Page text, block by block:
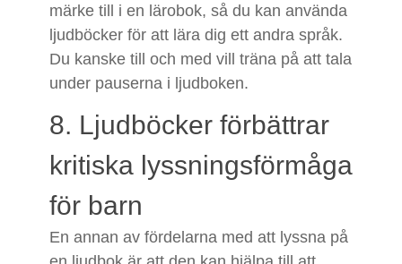
märke till i en lärobok, så du kan använda
ljudböcker för att lära dig ett andra språk.
Du kanske till och med vill träna på att tala
under pauserna i ljudboken.
8. Ljudböcker förbättrar
kritiska lyssningsförmåga
för barn
En annan av fördelarna med att lyssna på